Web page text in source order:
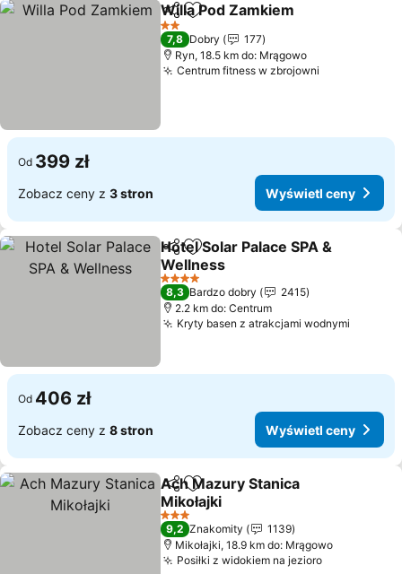
Udostępnij
Dodaj do ulubionych
Willa Pod Zamkiem
2 Kategoria
7,8 Dobry
177
Ryn, 18.5 km do: Mrągowo
Centrum fitness w zbrojowni
Od 399 zł
Zobacz ceny z 3 stron Wyświetl ceny
Udostępnij
Dodaj do ulubionych
Hotel Solar Palace SPA &
Wellness
4 Kategoria
8,3 Bardzo dobry
2415
2.2 km do: Centrum
Kryty basen z atrakcjami wodnymi
Od 406 zł
Zobacz ceny z 8 stron Wyświetl ceny
Udostępnij
Dodaj do ulubionych
Ach Mazury Stanica
Mikołajki
3 Kategoria
9,2 Znakomity
1139
Mikołajki, 18.9 km do: Mrągowo
Posiłki z widokiem na jezioro